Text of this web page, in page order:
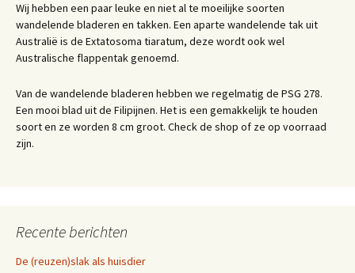
Wij hebben een paar leuke en niet al te moeilijke soorten
wandelende bladeren en takken. Een aparte wandelende tak uit
Australië is de Extatosoma tiaratum, deze wordt ook wel
Australische flappentak genoemd.
Van de wandelende bladeren hebben we regelmatig de PSG 278.
Een mooi blad uit de Filipijnen. Het is een gemakkelijk te houden
soort en ze worden 8 cm groot. Check de shop of ze op voorraad
zijn.
Recente berichten
De (reuzen)slak als huisdier